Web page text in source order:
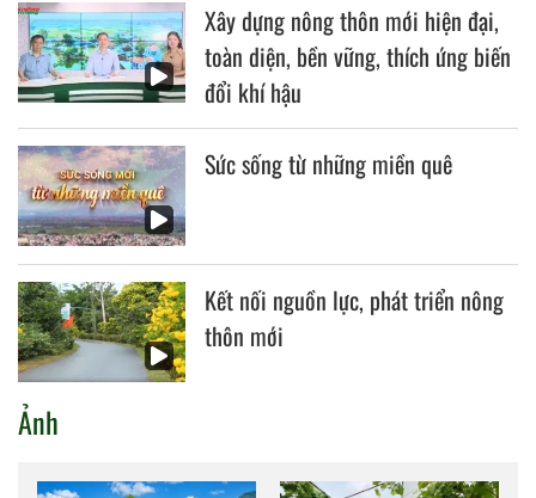
Xây dựng nông thôn mới hiện đại,
toàn diện, bền vững, thích ứng biến
đổi khí hậu
Sức sống từ những miền quê
Kết nối nguồn lực, phát triển nông
thôn mới
Ảnh